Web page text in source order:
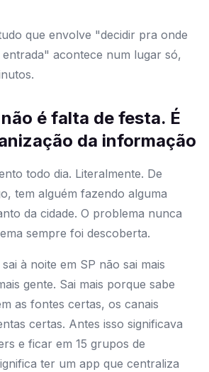
que envolve "decidir pra onde
acontece num lugar só,
é falta de festa. É
da informação
todo dia. Literalmente. De
tem alguém fazendo alguma
da cidade. O problema nunca
sempre foi descoberta.
à noite em SP não sai mais
gente. Sai mais porque sabe
as fontes certas, os canais
certas. Antes isso significava
e ficar em 15 grupos de
ter um app que centraliza